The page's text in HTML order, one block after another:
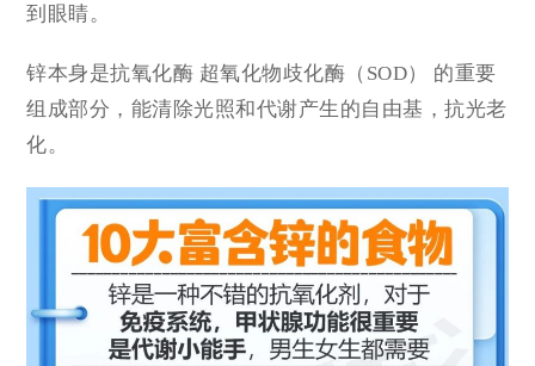
到眼睛。
锌本身是抗氧化酶 超氧化物歧化酶（SOD） 的重要
组成部分，能清除光照和代谢产生的自由基，抗光老
化。